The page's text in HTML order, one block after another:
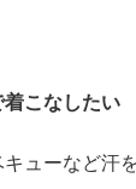
こなしたい
キューなど汗